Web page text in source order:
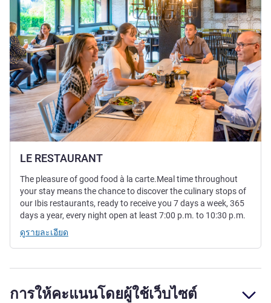
LE RESTAURANT
The pleasure of good food à la carte.Meal time throughout
your stay means the chance to discover the culinary stops of
our Ibis restaurants, ready to receive you 7 days a week, 365
days a year, every night open at least 7:00 p.m. to 10:30 p.m.
ดูรายละเอียด
การให้คะแนนโดยผู้ใช้เว็บไซต์